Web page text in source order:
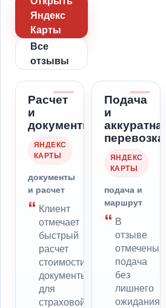
Яндекс
Карты
Все
отзывы
Расчет
и
документы
ЯНДЕКС
КАРТЫ
документы
и расчет
Клиент
отмечает
быстрый
расчет
стоимости,
документы
для
страховой
Подача
и
аккуратная
перевозка
ЯНДЕКС
КАРТЫ
подача и
маршрут
В
отзыве
отмечены
подача
без
лишнего
ожидания,